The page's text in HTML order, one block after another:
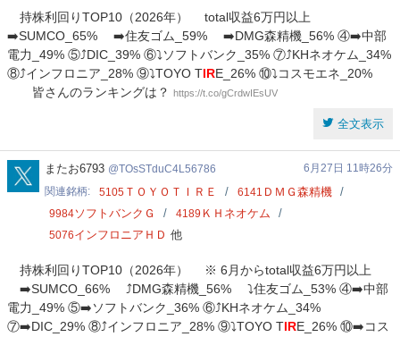
持株利回りTOP10（2026年） total収益6万円以上
➡️SUMCO_65% ➡️住友ゴム_59% ➡️DMG森精機_56% ④➡️中部
電力_49% ⑤⤴️DIC_39% ⑥⤵️ソフトバンク_35% ⑦⤴️KHネオケム_34%
⑧⤴️インフロニア_28% ⑨⤵️TOYO TIRE_26% ⑩⤵️コスモエネ_20%
皆さんのランキングは？ https://t.co/gCrdwIEsUV
全文表示
TOsSTduC4L56786
またお6793 TOsSTduC4L56786
6月27日 11時26分
関連銘柄
5105 ＴＯＹＯＴＩＲＥ 6141 ＤＭＧ森精機
9984ソフトバンクＧ 4189 ＫＨネオケム
5076インフロニアＨＤ 他
持株利回りTOP10（2026年） ※ 6月からtotal収益6万円以上
➡️SUMCO_66% ⤴️DMG森精機_56% ⤵️住友ゴム_53% ④➡️中部
電力_49% ⑤➡️ソフトバンク_36% ⑥⤴️KHネオケム_34%
⑦➡️DIC_29% ⑧⤴️インフロニア_28% ⑨⤵️TOYO TIRE_26% ⑩➡️コス